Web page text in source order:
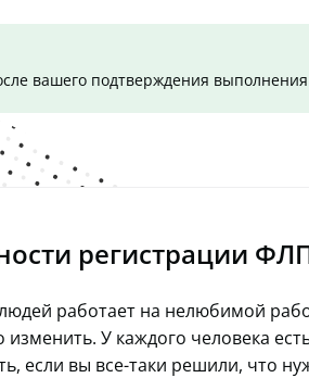
вашего подтверждения выполнения
регистрации
работает на нелюбимой
изменить. У каждого человека
если вы все-таки решили, что